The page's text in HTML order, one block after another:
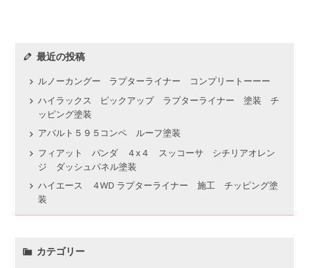
最近の投稿
ルノーカングー ラプターライナー コンプリートーーー
ハイラックス ピックアップ ラプターライナー 塗装 チ
ッピング塗装
アバルト５９５コンペ ルーフ塗装
フィアット パンダ ４x４ スッコーサ シチリアオレン
ジ ダッシュパネル塗装
ハイエース ４WD ラプターライナー 施工 チッピング塗
装
カテゴリー